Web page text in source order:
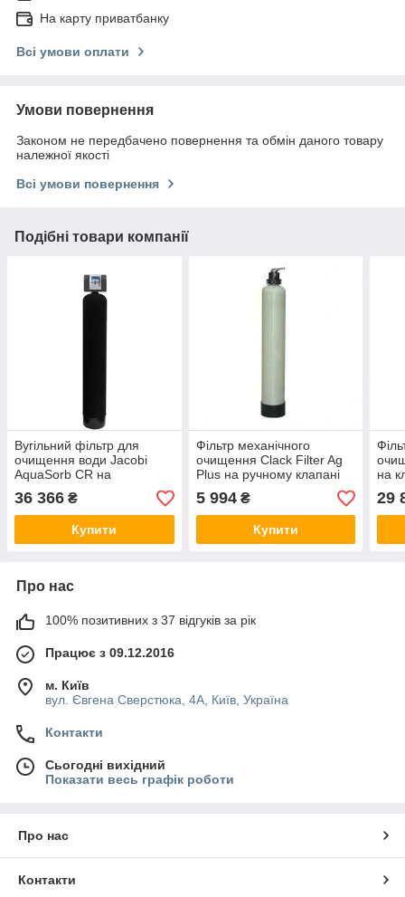
На карту приватбанку
Всі умови оплати
Умови повернення
Законом не передбачено повернення та обмін даного товару
належної якості
Всі умови повернення
Подібні товари компанії
Вугільний фільтр для
очищення води Jacobi
AquaSorb CR на
керованому клапані Clack
Pallas CK
36 366 ₴
Купити
Фільтр механічного
очищення Clack Filter Ag
Plus на ручному клапані
керування
5 994₴
Купити
на
29
Про нас
100% позитивних з 37 відгуків за рік
Працює з 09.12.2016
м. Київ
вул. Євгена Сверстюка, 4А, Київ, Україна
Контакти
Сьогодні вихідний
Показати весь графік роботи
Про нас
Контакти